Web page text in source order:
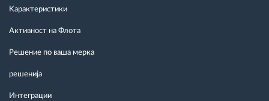
Kарактеристики
Активност на Флота
Решение по ваша мерка
решенија
Интеграции